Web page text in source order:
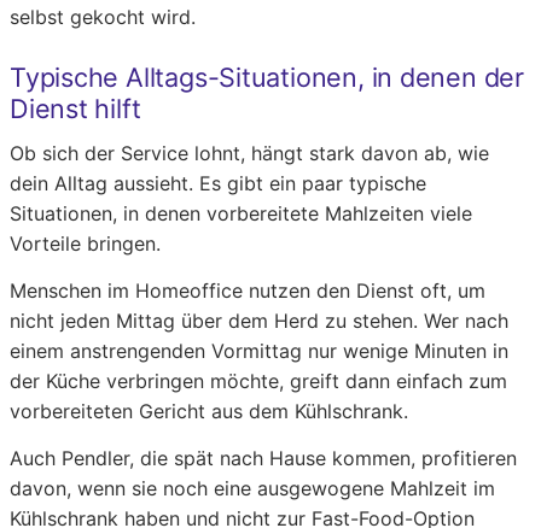
selbst gekocht wird.
Typische Alltags-Situationen, in denen der
Dienst hilft
Ob sich der Service lohnt, hängt stark davon ab, wie
dein Alltag aussieht. Es gibt ein paar typische
Situationen, in denen vorbereitete Mahlzeiten viele
Vorteile bringen.
Menschen im Homeoffice nutzen den Dienst oft, um
nicht jeden Mittag über dem Herd zu stehen. Wer nach
einem anstrengenden Vormittag nur wenige Minuten in
der Küche verbringen möchte, greift dann einfach zum
vorbereiteten Gericht aus dem Kühlschrank.
Auch Pendler, die spät nach Hause kommen, profitieren
davon, wenn sie noch eine ausgewogene Mahlzeit im
Kühlschrank haben und nicht zur Fast-Food-Option